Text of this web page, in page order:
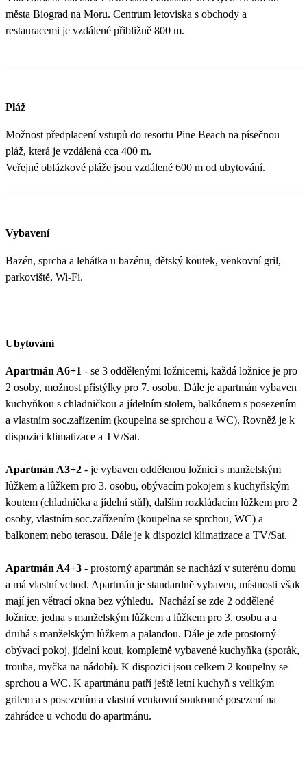
města Biograd na Moru. Centrum letoviska s obchody a
restauracemi je vzdálené přibližně 800 m.
Pláž
Možnost předplacení vstupů do resortu Pine Beach na písečnou
pláž, která je vzdálená cca 400 m.
Veřejné oblázkové pláže jsou vzdálené 600 m od ubytování.
Vybavení
Bazén, sprcha a lehátka u bazénu, dětský koutek, venkovní gril,
parkoviště, Wi-Fi.
Ubytování
Apartmán A6+1 - se 3 oddělenými ložnicemi, každá ložnice je pro
2 osoby, možnost přistýlky pro 7. osobu. Dále je apartmán vybaven
kuchyňkou s chladničkou a jídelním stolem, balkónem s posezením
a vlastním soc.zařízením (koupelna se sprchou a WC). Rovněž je k
dispozici klimatizace a TV/Sat.
Apartmán A3+2 - je vybaven oddělenou ložnici s manželským
lůžkem a lůžkem pro 3. osobu, obývacím pokojem s kuchyňským
koutem (chladnička a jídelní stůl), dalším rozkládacím lůžkem pro 2
osoby, vlastním soc.zařízením (koupelna se sprchou, WC) a
balkonem nebo terasou. Dále je k dispozici klimatizace a TV/Sat.
Apartmán A4+3 - prostorný apartmán se nachází v suterénu domu
a má vlastní vchod. Apartmán je standardně vybaven, místnosti však
mají jen větrací okna bez výhledu. Nachází se zde 2 oddělené
ložnice, jedna s manželským lůžkem a lůžkem pro 3. osobu a a
druhá s manželským lůžkem a palandou. Dále je zde prostorný
obývací pokoj, jídelní kout, kompletně vybavené kuchyňka (sporák,
trouba, myčka na nádobí). K dispozici jsou celkem 2 koupelny se
sprchou a WC. K apartmánu patří ještě letní kuchyň s velikým
grilem a s posezením a vlastní venkovní soukromé posezení na
zahrádce u vchodu do apartmánu.